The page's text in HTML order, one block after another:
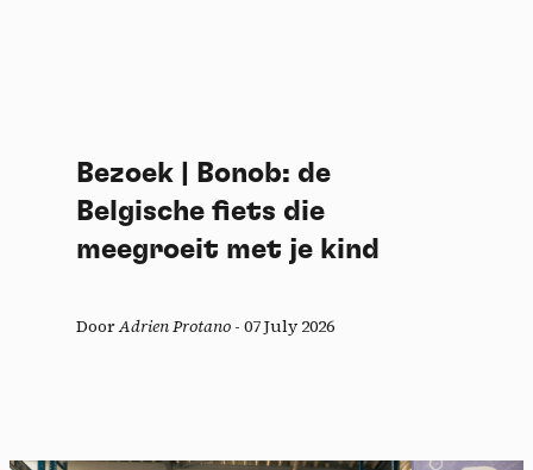
Bezoek | Bonob: de
Belgische fiets die
meegroeit met je kind
DoorAdrien Protano - 07 July 2026